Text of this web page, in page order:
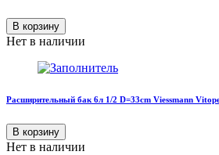
В корзину
Нет в наличии
Расширительный бак 6л 1/2 D=33cm Viessmann
В корзину
Нет в наличии